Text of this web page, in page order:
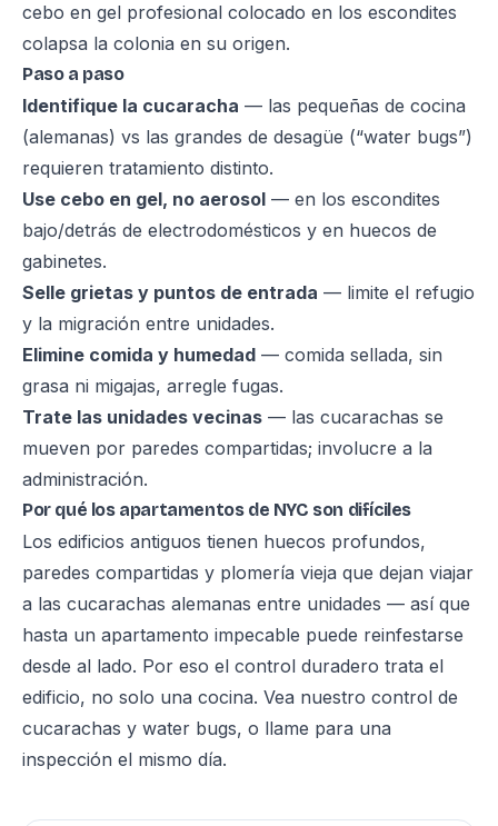
cebo en gel profesional colocado en los escondites
colapsa la colonia en su origen.
Paso a paso
Identifique la cucaracha — las pequeñas de cocina
(alemanas) vs las grandes de desagüe (“water bugs”)
requieren tratamiento distinto.
Use cebo en gel, no aerosol — en los escondites
bajo/detrás de electrodomésticos y en huecos de
gabinetes.
Selle grietas y puntos de entrada — limite el refugio
y la migración entre unidades.
Elimine comida y humedad — comida sellada, sin
grasa ni migajas, arregle fugas.
Trate las unidades vecinas — las cucarachas se
mueven por paredes compartidas; involucre a la
administración.
Por qué los apartamentos de NYC son difíciles
Los edificios antiguos tienen huecos profundos,
paredes compartidas y plomería vieja que dejan viajar
a las cucarachas alemanas entre unidades — así que
hasta un apartamento impecable puede reinfestarse
desde al lado. Por eso el control duradero trata el
edificio, no solo una cocina. Vea nuestro control de
cucarachas y water bugs, o llame para una
inspección el mismo día.